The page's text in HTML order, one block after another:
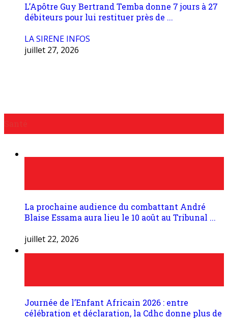
L’Apôtre Guy Bertrand Temba donne 7 jours à 27
débiteurs pour lui restituer près de ...
LA SIRENE INFOS
juillet 27, 2026
La prochaine audience du combattant André
Blaise Essama aura lieu le 10 août au Tribunal ...
juillet 22, 2026
Journée de l’Enfant Africain 2026 : entre
célébration et déclaration, la Cdhc donne plus de